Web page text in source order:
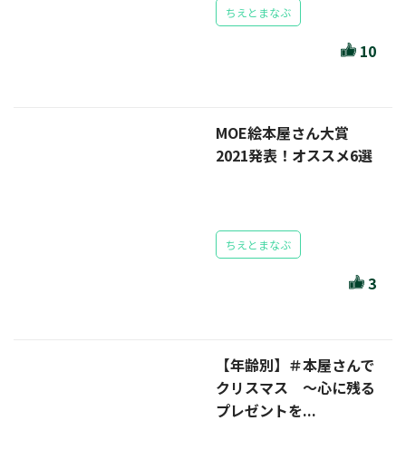
ちえとまなぶ
10
MOE絵本屋さん大賞
2021発表！オススメ6選
ちえとまなぶ
3
【年齢別】＃本屋さんで
クリスマス ～心に残る
プレゼントを...